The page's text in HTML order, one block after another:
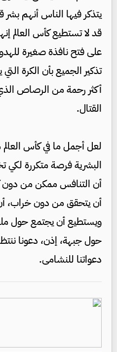
يتذكر فيها الناس أنهم
قد لا تستطيع كأس العالم
على فتح نافذة صغيرة
تذكير الجميع بأن الكرة
أكثر رحمة من الرصاص
القتال.
لعل أجمل ما في كأس
البشرية فرصة متكررة لكي
أن التنافس ممكن من دون
أن يتحقق من دون خراب، أن
ويستطيع أن يجتمع حول
حول جبهة، إذن، دعونا
دعواتنا للنشامى.